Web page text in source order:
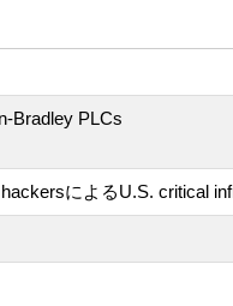
Bradley PLCs
によるU.S. critical